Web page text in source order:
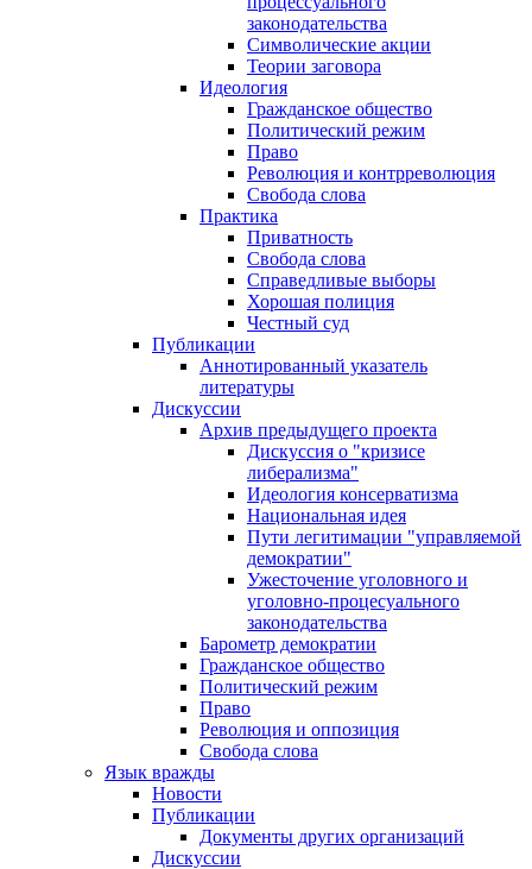
законодательства
Символические акции
Теории заговора
Идеология
Гражданское общество
Политический режим
Право
Революция и контрреволюция
Свобода слова
Практика
Приватность
Свобода слова
Справедливые выборы
Хорошая полиция
Честный суд
Публикации
Аннотированный указатель
литературы
Дискуссии
Архив предыдущего проекта
Дискуссия о "кризисе
либерализма"
Идеология консерватизма
Национальная идея
Пути легитимации "управляемой
демократии"
Ужесточение уголовного и
уголовно-процесуального
законодательства
Барометр демократии
Гражданское общество
Политический режим
Право
Революция и оппозиция
Свобода слова
Язык вражды
Новости
Публикации
Документы других организаций
Дискуссии